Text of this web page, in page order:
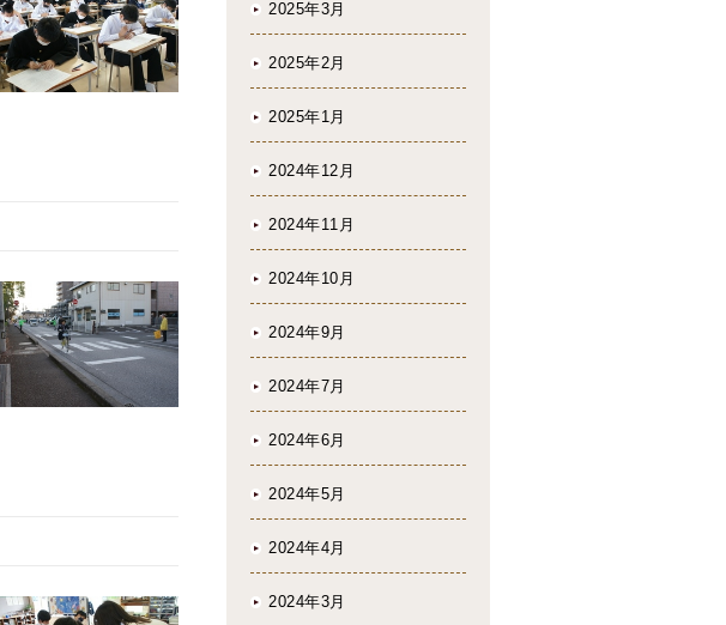
2025年3月
2025年2月
2025年1月
2024年12月
2024年11月
2024年10月
2024年9月
2024年7月
2024年6月
2024年5月
2024年4月
2024年3月